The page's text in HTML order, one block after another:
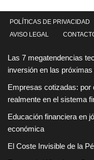
POLÍTICAS DE PRIVACIDAD
AVISO LEGAL
Las 7 megatendencias
inversión en las
Empresas cotizadas: por
realmente en el sistema
Educación financiera en
económica
El Coste Invisible de la